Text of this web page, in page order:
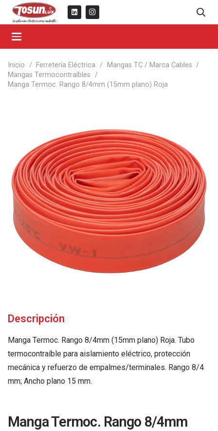
Inicio / Ferretería Eléctrica / Mangas TC / Marca Cables /
Mangas Termocontraíbles /
Manga Termoc. Rango 8/4mm (15mm plano) Roja
Descripción
Manga Termoc. Rango 8/4mm (15mm plano) Roja. Tubo
termocontraíble para aislamiento eléctrico, protección
mecánica y refuerzo de empalmes/terminales. Rango 8/4
mm; Ancho plano 15 mm.
Manga Termoc. Rango 8/4mm